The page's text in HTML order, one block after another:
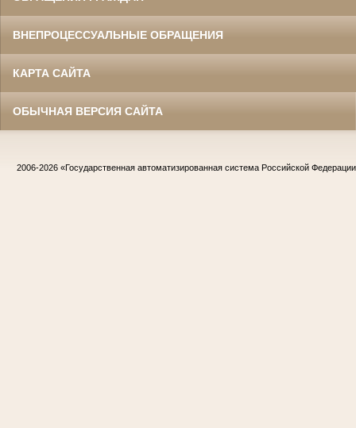
ВНЕПРОЦЕССУАЛЬНЫЕ ОБРАЩЕНИЯ
КАРТА САЙТА
ОБЫЧНАЯ ВЕРСИЯ САЙТА
2006-2026 «Государственная автоматизированная система Российской